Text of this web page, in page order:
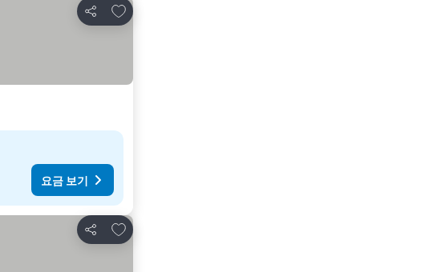
공유
즐겨찾기에 추가
요금 보기
공유
즐겨찾기에 추가